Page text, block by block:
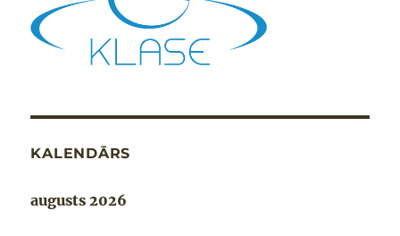
KALENDĀRS
augusts 2026